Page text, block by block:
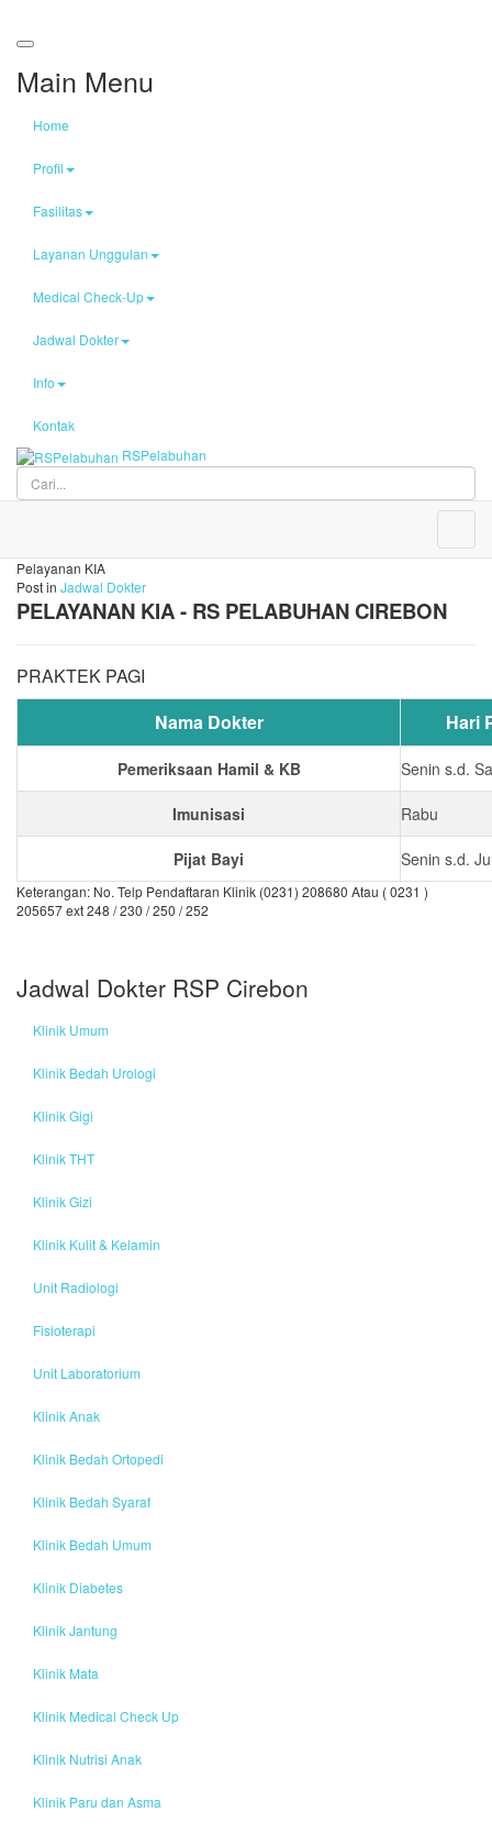
Main Menu
Home
Profil
Fasilitas
Layanan Unggulan
Medical Check-Up
Jadwal Dokter
Info
Kontak
RSPelabuhan
Cari...
Pelayanan KIA
Post in Jadwal Dokter
PELAYANAN KIA - RS PELABUHAN CIREBON
PRAKTEK PAGI
Nama Dokter
Hari
Pemeriksaan Hamil & KB Senin s.d.
Imunisasi Rabu
Pijat Bayi Senin s.d.
Keterangan: No. Telp Pendaftaran Klinik (0231) 208680 Atau ( 0231 )
205657 ext 248 / 230 / 250 / 252
Jadwal Dokter RSP Cirebon
Klinik Umum
Klinik Bedah Urologi
Klinik Gigi
Klinik THT
Klinik Gizi
Klinik Kulit & Kelamin
Unit Radiologi
Fisioterapi
Unit Laboratorium
Klinik Anak
Klinik Bedah Ortopedi
Klinik Bedah Syaraf
Klinik Bedah Umum
Klinik Diabetes
Klinik Jantung
Klinik Mata
Klinik Medical Check Up
Klinik Nutrisi Anak
Klinik Paru dan Asma